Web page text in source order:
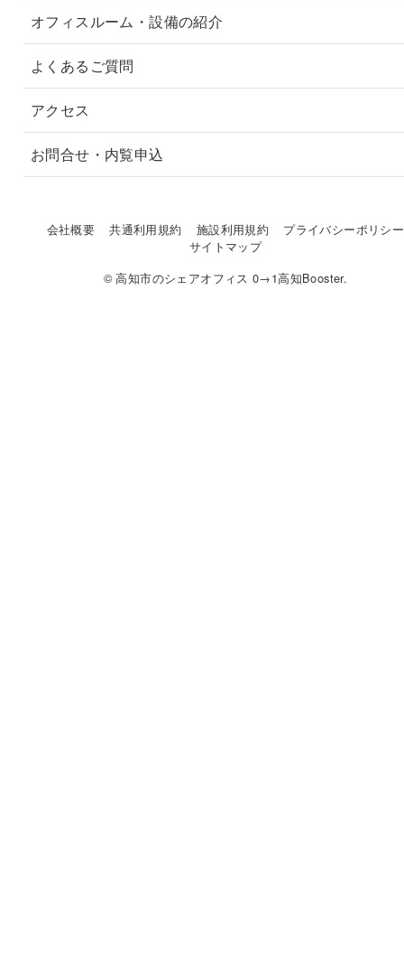
オフィスルーム・設備の紹介
よくあるご質問
アクセス
お問合せ・内覧申込
会社概要 共通利用規約 施設利用規約
プライバシーポリシー
サイトマップ
© 高知市のシェアオフィス 0→1高知Booster.